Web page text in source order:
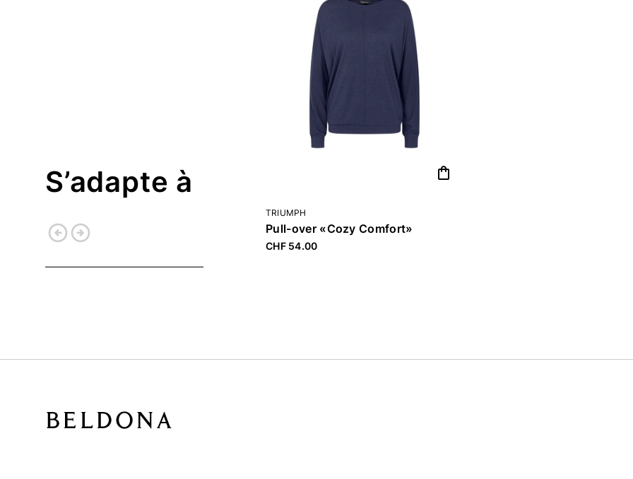
S’adapte à
arrow_circle_leftarrow_circle_right
shopping_bag
TRIUMPH
Pull-over «Cozy Comfort»
CHF 54.00